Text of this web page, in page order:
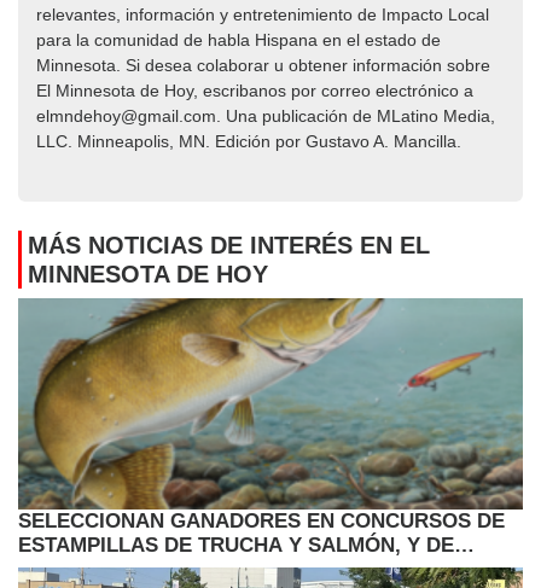
relevantes, información y entretenimiento de Impacto Local​​
para la comunidad de habla Hispana en el estado de
Minnesota. Si desea colaborar u obtener información sobre
El Minnesota de Hoy, escribanos por correo electrónico a
elmndehoy@gmail.com. Una publicación de MLatino Media,
LLC. Minneapolis, MN. Edición por Gustavo A. Mancilla.
MÁS NOTICIAS DE INTERÉS EN EL
MINNESOTA DE HOY
SELECCIONAN GANADORES EN CONCURSOS DE
ESTAMPILLAS DE TRUCHA Y SALMÓN, Y DE
LUCIOPERCA 2027